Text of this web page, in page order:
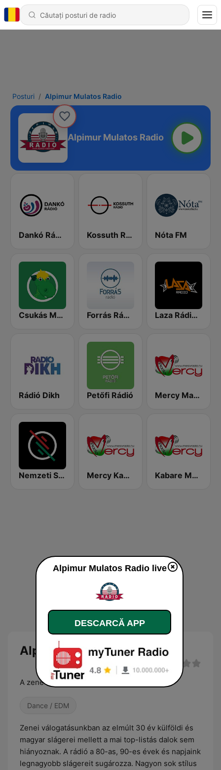
Posturi Alpimur Mulatos Radio
Alpimur Mulatos Radio
Dankó Rádió Kossuth Rádió Nóta FM
Csukás Meserádió Forrás Rádió Laza Rádió - Mulatós Csatorna
Rádió Dikh Petőfi Rádió Mercy Magyar Radio
Nemzeti Sportrádió Mercy Kabaré Kabare Magyar Radio
Alpimur Mulatos Radio Live
A zene hozzád szól !!!
Dance / EDM
Zenei válogatásunkban az elmúlt 30 év külföldi és
magyar slágerei mellett a mai top-listás dalok sem
hiányoznak. A rádió a 80-as, 90-es évek és napjaink
legnagyobb slágereit sugározza. Nagyon sok stílus
Alpimur Mulatos Radio live
DESCARCĂ APP